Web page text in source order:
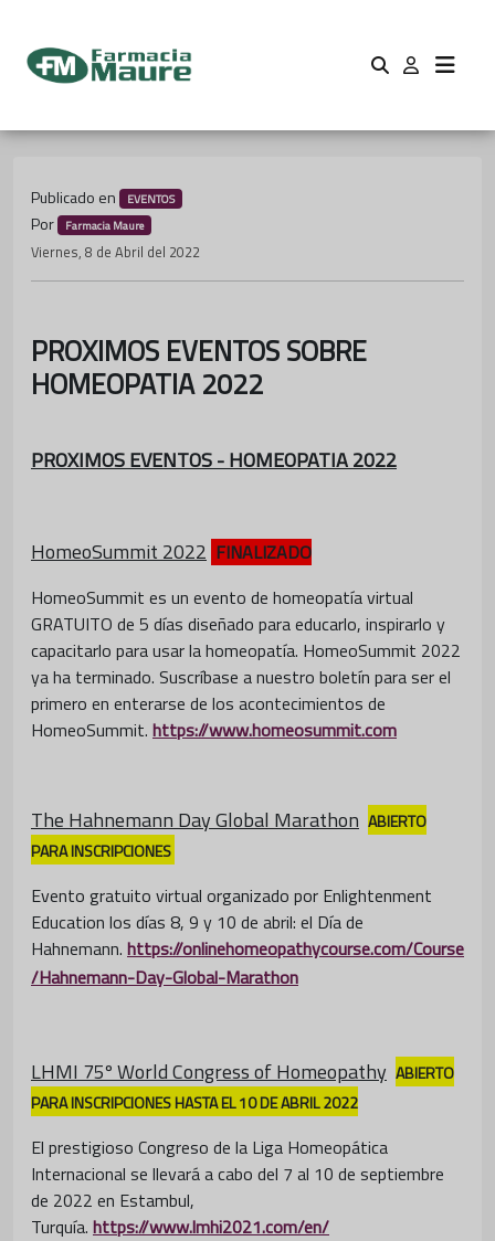
Publicado en EVENTOS
Por Farmacia Maure
Viernes, 8 de Abril del 2022
PROXIMOS EVENTOS SOBRE
HOMEOPATIA 2022
PROXIMOS EVENTOS - HOMEOPATIA 2022
HomeoSummit 2022 FINALIZADO
HomeoSummit es un evento de homeopatía virtual
GRATUITO de 5 días diseñado para educarlo, inspirarlo y
capacitarlo para usar la homeopatía. HomeoSummit 2022
ya ha terminado. Suscríbase a nuestro boletín para ser el
primero en enterarse de los acontecimientos de
HomeoSummit. https://www.homeosummit.com
The Hahnemann Day Global Marathon ABIERTO
PARA INSCRIPCIONES
Evento gratuito virtual organizado por Enlightenment
Education los días 8, 9 y 10 de abril: el Día de
Hahnemann. https://onlinehomeopathycourse.com/Course
/Hahnemann-Day-Global-Marathon
LHMI 75ºWorld Congress of Homeopathy ABIERTO
PARA INSCRIPCIONES HASTA EL 10 DE ABRIL 2022
El prestigioso Congreso de la Liga Homeopática
Internacional se llevará a cabo del 7 al 10 de septiembre
de 2022 en Estambul,
Turquía. https://www.lmhi2021.com/en/